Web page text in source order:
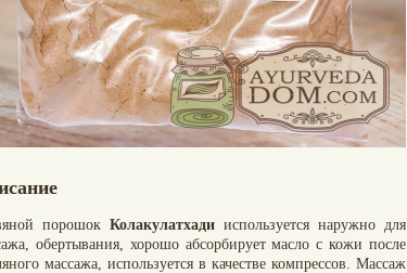
порошок Колакулатхади используется наружно для
обертывания, хорошо абсорбирует масло с кожи после
массажа, используется в качестве компрессов. Массаж